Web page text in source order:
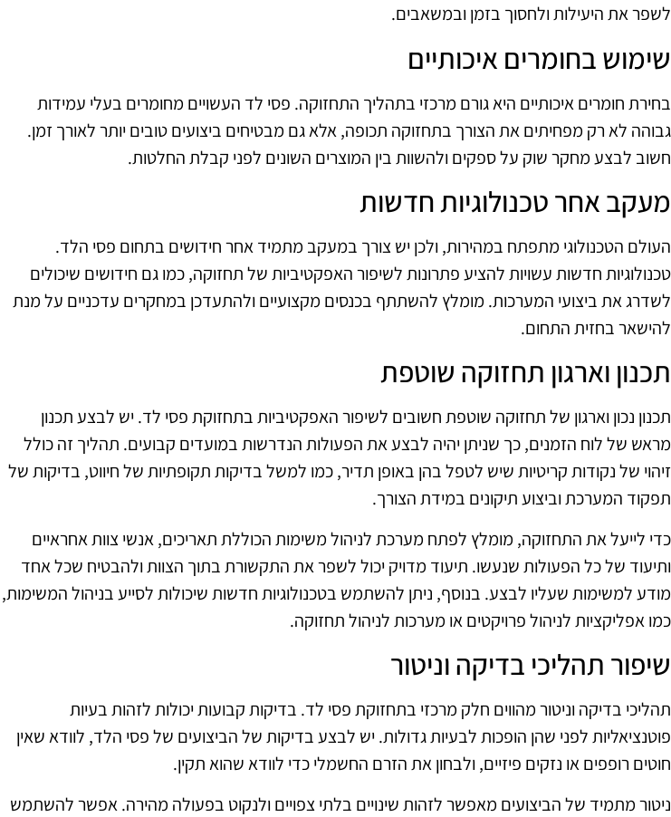
לשפר את היעילות ולחסוך בזמן ובמשאבים.
שימוש בחומרים איכותיים
בחירת חומרים איכותיים היא גורם מרכזי בתהליך התחזוקה. פסי לד העשויים מחומרים בעלי עמידות
גבוהה לא רק מפחיתים את הצורך בתחזוקה תכופה, אלא גם מבטיחים ביצועים טובים יותר לאורך זמן.
חשוב לבצע מחקר שוק על ספקים ולהשוות בין המוצרים השונים לפני קבלת החלטות.
מעקב אחר טכנולוגיות חדשות
העולם הטכנולוגי מתפתח במהירות, ולכן יש צורך במעקב מתמיד אחר חידושים בתחום פסי הלד.
טכנולוגיות חדשות עשויות להציע פתרונות לשיפור האפקטיביות של תחזוקה, כמו גם חידושים שיכולים
לשדרג את ביצועי המערכות. מומלץ להשתתף בכנסים מקצועיים ולהתעדכן במחקרים עדכניים על מנת
להישאר בחזית התחום.
תכנון וארגון תחזוקה שוטפת
תכנון נכון וארגון של תחזוקה שוטפת חשובים לשיפור האפקטיביות בתחזוקת פסי לד. יש לבצע תכנון
מראש של לוח הזמנים, כך שניתן יהיה לבצע את הפעולות הנדרשות במועדים קבועים. תהליך זה כולל
זיהוי של נקודות קריטיות שיש לטפל בהן באופן תדיר, כמו למשל בדיקות תקופתיות של חיווט, בדיקות של
תפקוד המערכת וביצוע תיקונים במידת הצורך.
כדי לייעל את התחזוקה, מומלץ לפתח מערכת לניהול משימות הכוללת תאריכים, אנשי צוות אחראיים
ותיעוד של כל הפעולות שנעשו. תיעוד מדויק יכול לשפר את התקשורת בתוך הצוות ולהבטיח שכל אחד
מודע למשימות שעליו לבצע. בנוסף, ניתן להשתמש בטכנולוגיות חדשות שיכולות לסייע בניהול המשימות,
כמו אפליקציות לניהול פרויקטים או מערכות לניהול תחזוקה.
שיפור תהליכי בדיקה וניטור
תהליכי בדיקה וניטור מהווים חלק מרכזי בתחזוקת פסי לד. בדיקות קבועות יכולות לזהות בעיות
פוטנציאליות לפני שהן הופכות לבעיות גדולות. יש לבצע בדיקות של הביצועים של פסי הלד, לוודא שאין
חוטים רופפים או נזקים פיזיים, ולבחון את הזרם החשמלי כדי לוודא שהוא תקין.
ניטור מתמיד של הביצועים מאפשר לזהות שינויים בלתי צפויים ולנקוט בפעולה מהירה. אפשר להשתמש